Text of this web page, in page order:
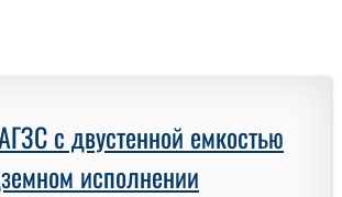
с двустенной емкостью
исполнении